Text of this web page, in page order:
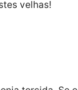
velhas!